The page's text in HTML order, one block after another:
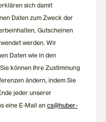
sich damit
Daten zum Zweck der
Gutscheinen
werden. Wir
Daten wie in den
können Ihre Zustimmung
ändern, indem Sie
jeder unserer
eine E-Mail ancs@huber-